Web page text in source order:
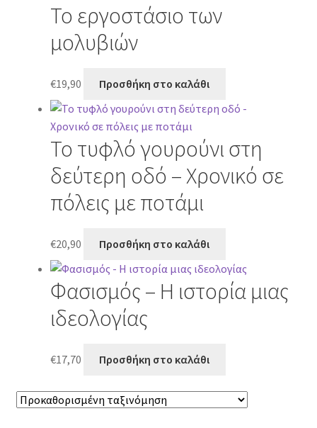
Το εργοστάσιο των
μολυβιών
€19,90 Προσθήκη στο καλάθι
Το τυφλό γουρούνι στη
δεύτερη οδό – Χρονικό σε
πόλεις με ποτάμι
€20,90 Προσθήκη στο καλάθι
Φασισμός – Η ιστορία μιας
ιδεολογίας
€17,70 Προσθήκη στο καλάθι